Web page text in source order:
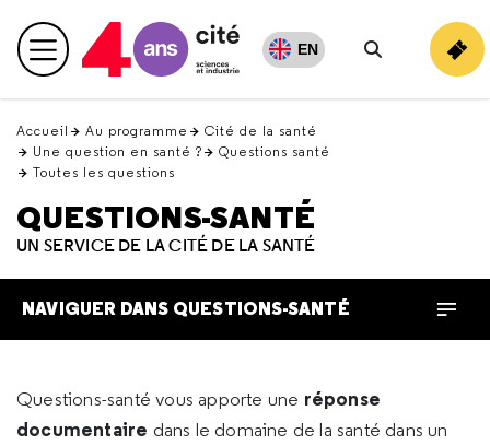
en
haut Menu principal EN
Rechercher
Accueil Au programme
Cité de la santé
Une question en santé ?
Questions santé
Toutes les questions
QUESTIONS-SANTÉ
UN SERVICE DE LA CITÉ DE LA SANTÉ
NAVIGUER DANS QUESTIONS-SANTÉ
Questions-santé vous apporte une réponse
documentaire dans le domaine de la santé dans un